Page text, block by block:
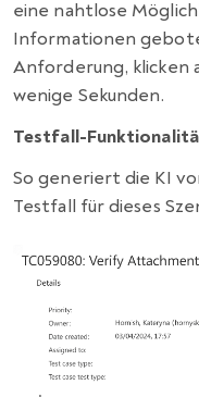
eine nahtlose
Informationen
Anforderung, klicken
wenige Sekunden.
Testfall-
So generiert die KI
Testfall für dieses